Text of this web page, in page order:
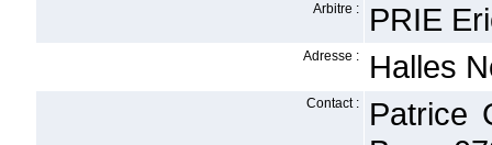
Arbitre : PRIE
Adresse : Halles
Contact :
Patrice